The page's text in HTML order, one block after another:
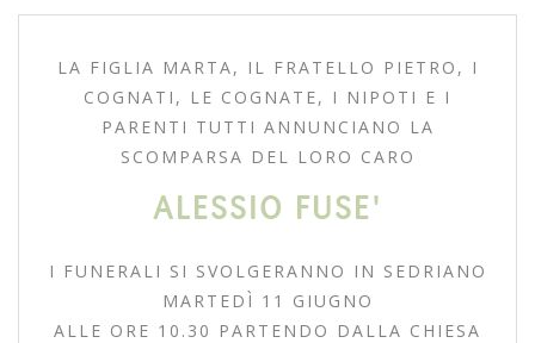
LA FIGLIA MARTA, IL FRATELLO PIETRO, I
COGNATI, LE COGNATE, I NIPOTI E I
PARENTI TUTTI ANNUNCIANO LA
SCOMPARSA DEL LORO CARO
ALESSIO FUSE'
I FUNERALI SI SVOLGERANNO IN SEDRIANO
MARTEDÌ 11 GIUGNO
ALLE ORE 10.30 PARTENDO DALLA CHIESA